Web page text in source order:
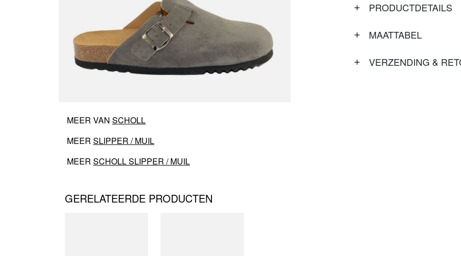
MEER VAN SCHOLL
MEER SLIPPER / MUIL
MEER SCHOLL SLIPPER / MUIL
PRODUCTDETAILS
MAATTABEL
VERZENDING &
GERELATEERDE PRODUCTEN